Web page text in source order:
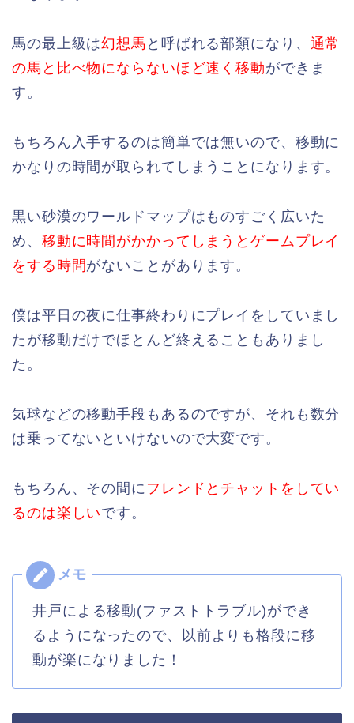
馬の最上級は幻想馬 と呼ばれる部類になり、 通常
の馬と比べ物にならないほど速く移動ができま
す。
もちろん入手するのは簡単では無いので、移動に
かなりの時間が取られてしまうことになります。
黒い砂漠のワールドマップはものすごく広いた
め、 移動に時間がかかってしまうとゲームプレイ
をする時間がないことがあります。
僕は平日の夜に仕事終わりにプレイをしていまし
たが移動だけでほとんど終えることもありまし
た。
気球などの移動手段もあるのですが、それも数分
は乗ってないといけないので大変です。
もちろん、その間に フレンドとチャットをしてい
るのは楽しいです。
井戸による移動(ファストトラブル)ができ
るようになったので、以前よりも格段に移
動が楽になりました！